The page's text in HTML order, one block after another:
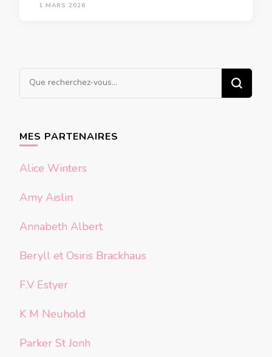
1 MARS 2026
Vous
MES PARTENAIRES
Alice Winters
Amy Aislin
Annabeth Albert
Beryll et Osiris Brackhaus
F.V Estyer
K M Neuhold
Parker St Jonh